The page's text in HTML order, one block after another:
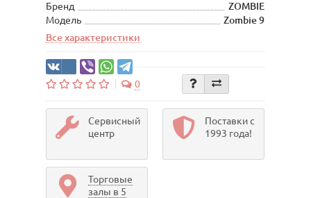
Бренд
ZOMBIE
Модель
Zombie 9
Все характеристики
0
Сервисный
центр
Поставки с
1993 года!
Торговые
залы в 5